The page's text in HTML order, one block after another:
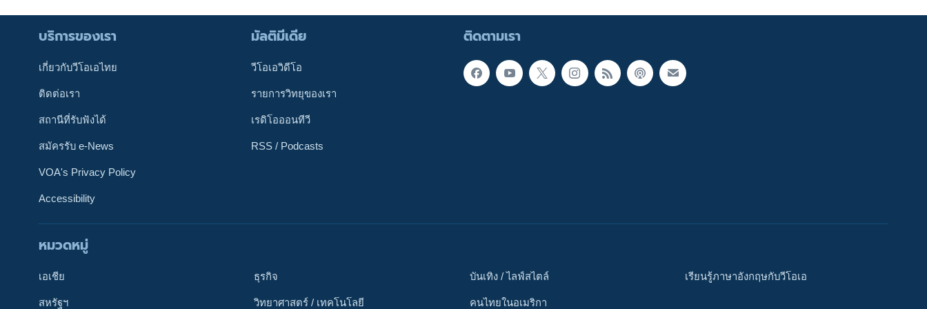
ติดตามเรา
ติดตามเรา
บริการของเรา
เกี่ยวกับวีโอเอไทย
ติดต่อเรา
สถานีที่รับฟังได้
สมัครรับ e-News
VOA's Privacy Policy
Accessibility
มัลติมีเดีย
วีโอเอวิดีโอ
รายการวิทยุของเรา
เรดิโอออนทีวี
RSS / Podcasts
หมวดหมู่
เอเชีย
สหรัฐฯ
ธุรกิจ
วิทยาศาสตร์ / เทคโนโลยี
บันเทิง / ไลฟ์สไตล์
คนไทยในอเมริกา
เรียนรู้ภาษาอังกฤษกับวีโอเอ